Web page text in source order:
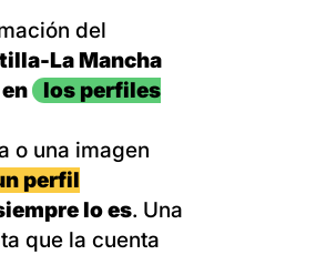
del
La Mancha
los perfiles
o una imagen
perfil
lo es. Una
que la cuenta